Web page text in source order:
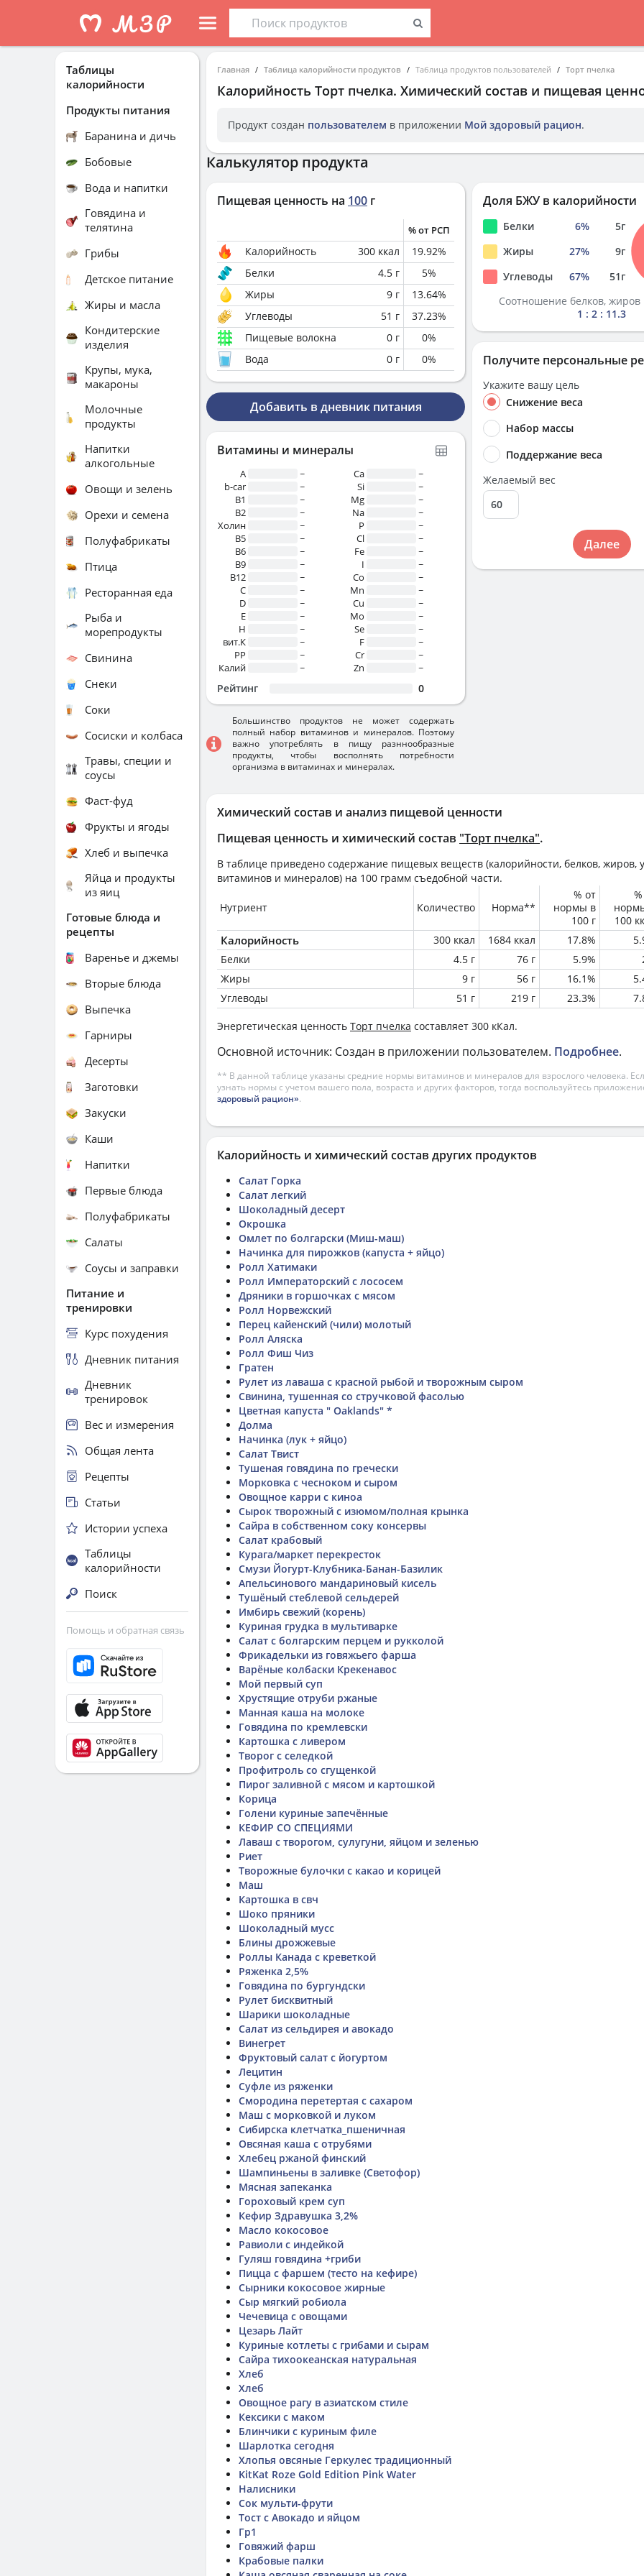
Главная Таблица калорийности продуктов Таблица продуктов пользователей Торт пчелка
Калорийность Торт пчелка. Химический состав и пищевая
Продукт создан пользователем в приложении Мой здоровый рацион.
Химический состав и анализ пищевой ценности
Пищевая ценность и химический состав "Торт пчелка".
В таблице приведено содержание пищевых веществ (калорийности, белков, жиров,
витаминов и минералов) на 100 грамм съедобной части.
Нутриент Количество Норма**
% от
нормы в
100 г
100
Калорийность 300 ккал 1684 ккал 17.8%
Белки
4.5 г 76 г 5.9%
Жиры
9 г 56 г 16.1%
Углеводы
51 г 219 г 23.3%
Энергетическая ценность Торт пчелка составляет 300 кКал.
Основной источник: Создан в приложении пользователем. Подробнее.
** В данной таблице указаны средние нормы витаминов и минералов для взрослого человека.
узнать нормы с учетом вашего пола, возраста и других факторов, тогда воспользуйтесь
здоровый рацион».
Калькулятор продукта
Пищевая ценность на 100 г
% от РСП
Калорийность 300 ккал 19.92%
Белки
4.5 г 5%
Жиры
9 г 13.64%
Углеводы
51 г 37.23%
Пищевые волокна
0 г 0%
Вода
0 г 0%
Добавить в дневник питания
Витамины и минералы
A
~
b-car
~
В1
~
B2
~
Холин
~
B5
~
B6
~
B9
~
B12
~
C
~
D
~
E
~
H
~
вит.К
~
PP
~
Калий
~
Ca
~
Si
~
Mg
~
Na
~
P
~
Cl
~
Fe
~
I
~
Co
~
Mn
~
Cu
~
Mo
~
Se
~
F
~
Cr
~
Zn
~
Рейтинг 0
Большинство продуктов не может содержать
полный набор витаминов и минералов. Поэтому
важно употреблять в пищу разннообразные
продукты, чтобы восполнять потребности
организма в витаминах и минералах.
Доля БЖУ в калорийности
Белки 6% 5г
Жиры
27% 9г
Углеводы
67% 51г
Соотношение белков, жиров
1 : 2 : 11.3
Получите персональные
Укажите вашу цель
Снижение веса
Набор массы
Поддержание веса
Желаемый вес
Далее
Калорийность и химический состав других продуктов
Салат Горка
Салат легкий
Шоколадный десерт
Окрошка
Омлет по болгарски (Миш-маш)
Начинка для пирожков (капуста + яйцо)
Ролл Хатимаки
Ролл Императорский с лососем
Дряники в горшочках с мясом
Ролл Норвежский
Перец кайенский (чили) молотый
Ролл Аляска
Ролл Фиш Чиз
Гратен
Рулет из лаваша с красной рыбой и творожным сыром
Свинина, тушенная со стручковой фасолью
Цветная капуста " Oaklands" *
Долма
Начинка (лук + яйцо)
Салат Твист
Тушеная говядина по гречески
Морковка с чесноком и сыром
Овощное карри с киноа
Сырок творожный с изюмом/полная крынка
Сайра в собственном соку консервы
Салат крабовый
Курага/маркет перекресток
Смузи Йогурт-Клубника-Банан-Базилик
Апельсинового мандариновый кисель
Тушёный стеблевой сельдерей
Имбирь свежий (корень)
Куриная грудка в мультиварке
Салат с болгарским перцем и рукколой
Фрикадельки из говяжьего фарша
Варёные колбаски Крекенавос
Мой первый суп
Хрустящие отруби ржаные
Манная каша на молоке
Говядина по кремлевски
Картошка с ливером
Творог с селедкой
Профитроль со сгущенкой
Пирог заливной с мясом и картошкой
Корица
Голени куриные запечённые
КЕФИР СО СПЕЦИЯМИ
Лаваш с творогом, сулугуни, яйцом и зеленью
Риет
Творожные булочки с какао и корицей
Маш
Картошка в свч
Шоко пряники
Шоколадный мусс
Блины дрожжевые
Роллы Канада с креветкой
Ряженка 2,5%
Говядина по бургундски
Рулет бисквитный
Шарики шоколадные
Салат из сельдирея и авокадо
Винегрет
Фруктовый салат с йогуртом
Лецитин
Суфле из ряженки
Смородина перетертая с сахаром
Маш с морковкой и луком
Сибирска клетчатка_пшеничная
Овсяная каша с отрубями
Хлебец ржаной финский
Шампиньены в заливке (Светофор)
Мясная запеканка
Гороховый крем суп
Кефир Здравушка 3,2%
Масло кокосовое
Равиоли с индейкой
Гуляш говядина +гриби
Пицца с фаршем (тесто на кефире)
Сырники кокосовое жирные
Сыр мягкий робиола
Чечевица с овощами
Цезарь Лайт
Куриные котлеты с грибами и сырам
Сайра тихоокеанская натуральная
Хлеб
Хлеб
Овощное рагу в азиатском стиле
Кексики с маком
Блинчики с куриным филе
Шарлотка сегодня
Хлопья овсяные Геркулес традиционный
KitKat Roze Gold Edition Pink Water
Налисники
Сок мульти-фрути
Тост с Авокадо и яйцом
Гр1
Говяжий фарш
Крабовые палки
Таблицы
калорийности
Продукты питания
Баранина и дичь
Бобовые
Вода и напитки
Говядина и
телятина
Грибы
Детское питание
Жиры и масла
Кондитерские
изделия
Крупы, мука,
макароны
Молочные
продукты
Напитки
алкогольные
Овощи и зелень
Орехи и семена
Полуфабрикаты
Птица
Ресторанная еда
Рыба и
морепродукты
Свинина
Снеки
Соки
Сосиски и колбаса
Травы, специи и
соусы
Фаст-фуд
Фрукты и ягоды
Хлеб и выпечка
Яйца и продукты
из яиц
Готовые блюда и
рецепты
Варенье и джемы
Вторые блюда
Выпечка
Гарниры
Десерты
Заготовки
Закуски
Каши
Напитки
Первые блюда
Полуфабрикаты
Салаты
Соусы и заправки
Питание и
тренировки
Курс похудения
Дневник питания
Дневник
тренировок
Вес и измерения
Общая лента
Рецепты
Статьи
Истории успеха
Таблицы
калорийности
Поиск
Помощь и обратная связь